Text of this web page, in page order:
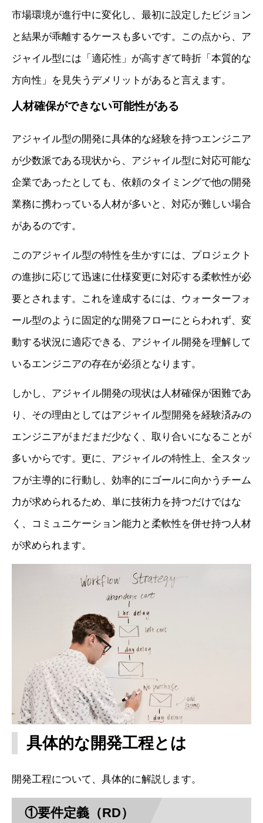
市場環境が進行中に変化し、最初に設定したビジョン
と結果が乖離するケースも多いです。この点から、ア
ジャイル型には「適応性」が高すぎて時折「本質的な
方向性」を見失うデメリットがあると言えます。
人材確保ができない可能性がある
アジャイル型の開発に具体的な経験を持つエンジニア
が少数派である現状から、アジャイル型に対応可能な
企業であったとしても、依頼のタイミングで他の開発
業務に携わっている人材が多いと、対応が難しい場合
があるのです。
このアジャイル型の特性を生かすには、プロジェクト
の進捗に応じて迅速に仕様変更に対応する柔軟性が必
要とされます。これを達成するには、ウォーターフォ
ール型のように固定的な開発フローにとらわれず、変
動する状況に適応できる、アジャイル開発を理解して
いるエンジニアの存在が必須となります。
しかし、アジャイル開発の現状は人材確保が困難であ
り、その理由としてはアジャイル型開発を経験済みの
エンジニアがまだまだ少なく、取り合いになることが
多いからです。更に、アジャイルの特性上、全スタッ
フが主導的に行動し、効率的にゴールに向かうチーム
力が求められるため、単に技術力を持つだけではな
く、コミュニケーション能力と柔軟性を併せ持つ人材
が求められます。
具体的な開発工程とは
開発工程について、具体的に解説します。
①要件定義（RD）